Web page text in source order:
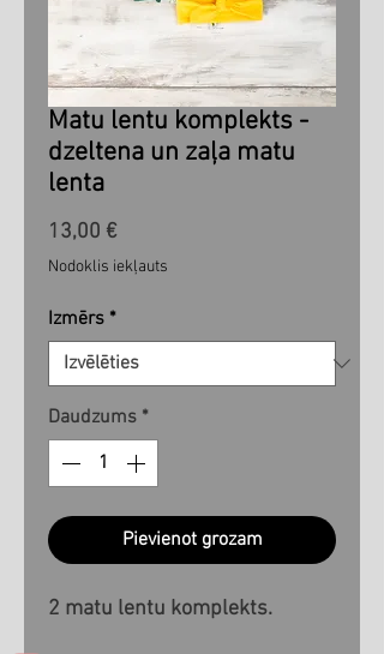
Matu lentu komplekts -
dzeltena un zaļa matu
lenta
13,00 €Cena
Nodoklis iekļauts
Izmērs *
Daudzums *
Pievienot grozam
2 matu lentu komplekts.